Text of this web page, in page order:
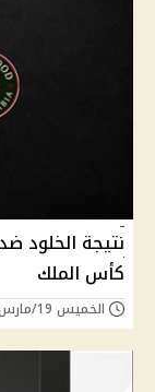
نتيجة الخلود
كأس الملك
الخميس 19/مارس/2026 - 12:00 ص